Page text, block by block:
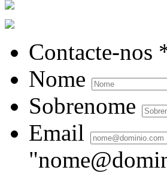
Contacte-nos
Nome
Sobrenome
Email